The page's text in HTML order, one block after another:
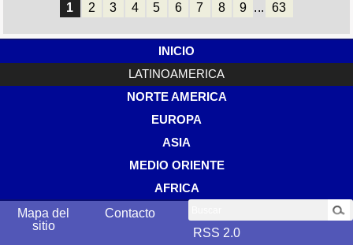
1 2 3 4 5 6 7 8 9 ... 63
INICIO
LATINOAMERICA
NORTE AMERICA
EUROPA
ASIA
MEDIO ORIENTE
AFRICA
Mapa del
sitio
Contacto
RSS 2.0